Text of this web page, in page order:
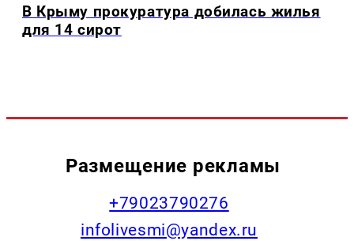
В Крыму прокуратура добилась жилья
для 14 сирот
Размещение рекламы
+79023790276
infolivesmi@yandex.ru